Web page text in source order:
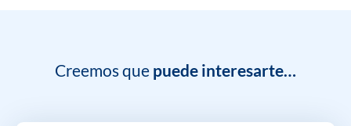
Creemos que puede interesarte…